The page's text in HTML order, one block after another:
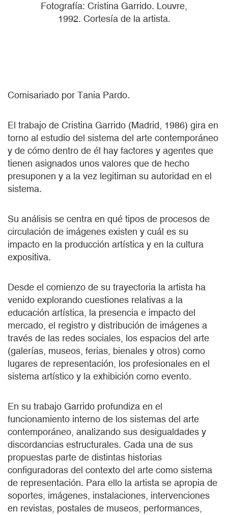
Fotografía: Cristina Garrido. Louvre,
1992. Cortesía de la artista.
Comisariado por Tania Pardo.
El trabajo de Cristina Garrido (Madrid, 1986) gira en
torno al estudio del sistema del arte contemporáneo
y de cómo dentro de él hay factores y agentes que
tienen asignados unos valores que de hecho
presuponen y a la vez legitiman su autoridad en el
sistema.
Su análisis se centra en qué tipos de procesos de
circulación de imágenes existen y cuál es su
impacto en la producción artística y en la cultura
expositiva.
Desde el comienzo de su trayectoria la artista ha
venido explorando cuestiones relativas a la
educación artística, la presencia e impacto del
mercado, el registro y distribución de imágenes a
través de las redes sociales, los espacios del arte
(galerías, museos, ferias, bienales y otros) como
lugares de representación, los profesionales en el
sistema artístico y la exhibición como evento.
En su trabajo Garrido profundiza en el
funcionamiento interno de los sistemas del arte
contemporáneo, analizando sus desigualdades y
discordancias estructurales. Cada una de sus
propuestas parte de distintas historias
configuradoras del contexto del arte como sistema
de representación. Para ello la artista se apropia de
soportes, imágenes, instalaciones, intervenciones
en revistas, postales de museos, performances,